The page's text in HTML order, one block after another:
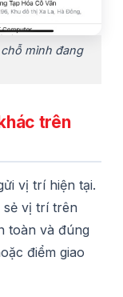
mình đang
trên
vị trí hiện tại.
sẻ vị trí trên
toàn và đúng
điểm giao